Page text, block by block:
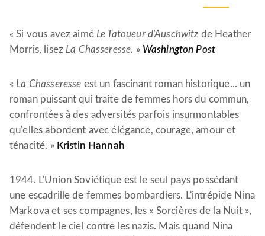
« Si vous avez aimé Le Tatoueur d'Auschwitz de Heather
Morris, lisez La Chasseresse. » Washington Post
« La Chasseresse est un fascinant roman historique... un
roman puissant qui traite de femmes hors du commun,
confrontées à des adversités parfois insurmontables
qu'elles abordent avec élégance, courage, amour et
ténacité. » Kristin Hannah
1944. L'Union Soviétique est le seul pays possédant
une escadrille de femmes bombardiers. L'intrépide Nina
Markova et ses compagnes, les « Sorcières de la Nuit »,
défendent le ciel contre les nazis. Mais quand Nina